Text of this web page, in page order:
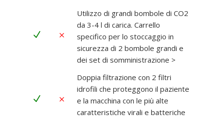
N M
Utilizzo di grandi bombole di CO2
da 3-4 l di carica. Carrello
specifico per lo stoccaggio in
sicurezza di 2 bombole grandi e
dei set di somministrazione >
N M
Doppia filtrazione con 2 filtri
idrofili che proteggono il paziente
e la macchina con le più alte
caratteristiche virali e batteriche